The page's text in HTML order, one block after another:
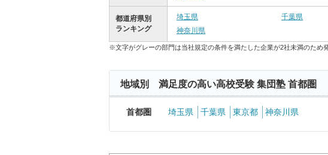
都道府県別
ランキング
埼玉県 千葉県
神奈川県
※文字がグレーの部門は当社規定の条件を満たした企業が2社未満のため
地域別 満足度の高い高校受験 集団塾 首都圏
首都圏 埼玉県 千葉県 東京都 神奈川県